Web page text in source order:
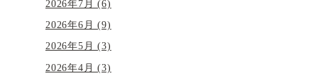
2026年7月 (6)
2026年6月 (9)
2026年5月 (3)
2026年4月 (3)